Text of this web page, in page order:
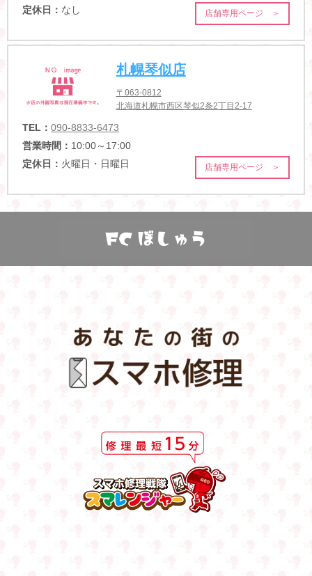
定休日： なし 店舗専用ページ ＞
札幌琴似店
〒063-0812
北海道札幌市西区琴似2条2丁目2-17
TEL： 090-8833-6473
営業時間： 10:00～17:00
定休日： 火曜日・日曜日 店舗専用ページ ＞